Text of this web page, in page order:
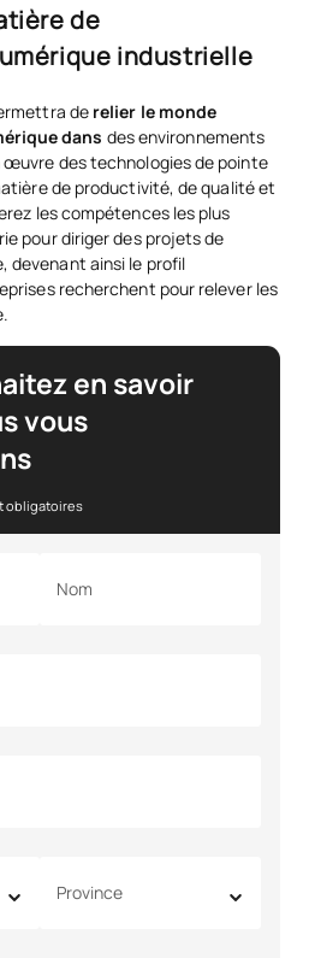
de
industrielle
de relier le monde
dans des environnements
des technologies de pointe
de productivité, de qualité et
les compétences les plus
pour diriger des projets de
devenant ainsi le profil
recherchent pour relever les
en savoir
vous
obligatoires
Nom
Province